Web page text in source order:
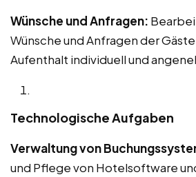
Wünsche und Anfragen:
Wünsche und Anfragen der
Aufenthalt individuell und
Technologische Aufgaben
Verwaltung von
und Pflege von Hotelsoftware